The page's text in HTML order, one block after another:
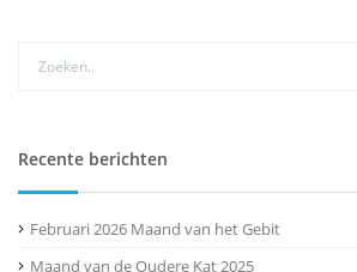
Recente berichten
Februari 2026 Maand van het Gebit
Maand van de Oudere Kat 2025